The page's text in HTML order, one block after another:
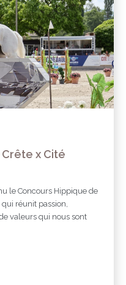
x Cité
le Concours Hippique de
réunit passion,
valeurs qui nous sont